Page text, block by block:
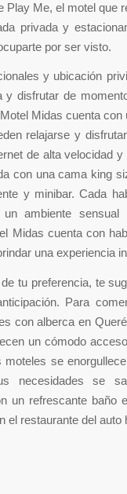
Me, el motel que
privada y
por ser visto.
y ubicación
disfrutar de
Midas cuenta con
relajarse y
de alta velocidad
con una cama king
y minibar. Cada
ambiente
Midas cuenta con
una experiencia
tu preferencia, te
Para
con alberca en
un cómodo
se
necesidades se
un refrescante baño
el restaurante del auto